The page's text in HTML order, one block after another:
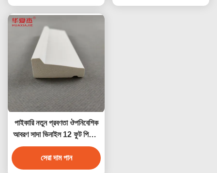
পাইকারি নতুন প্রবণতা ঔপনিবেশিক
আবরণ সাদা ভিনাইল 12 ফুট পিভিসি
স্কার্টিং বোর্ড পিভিসি বেসবোর্ড
আলংকারিক উপাদান
সেরা দাম পান